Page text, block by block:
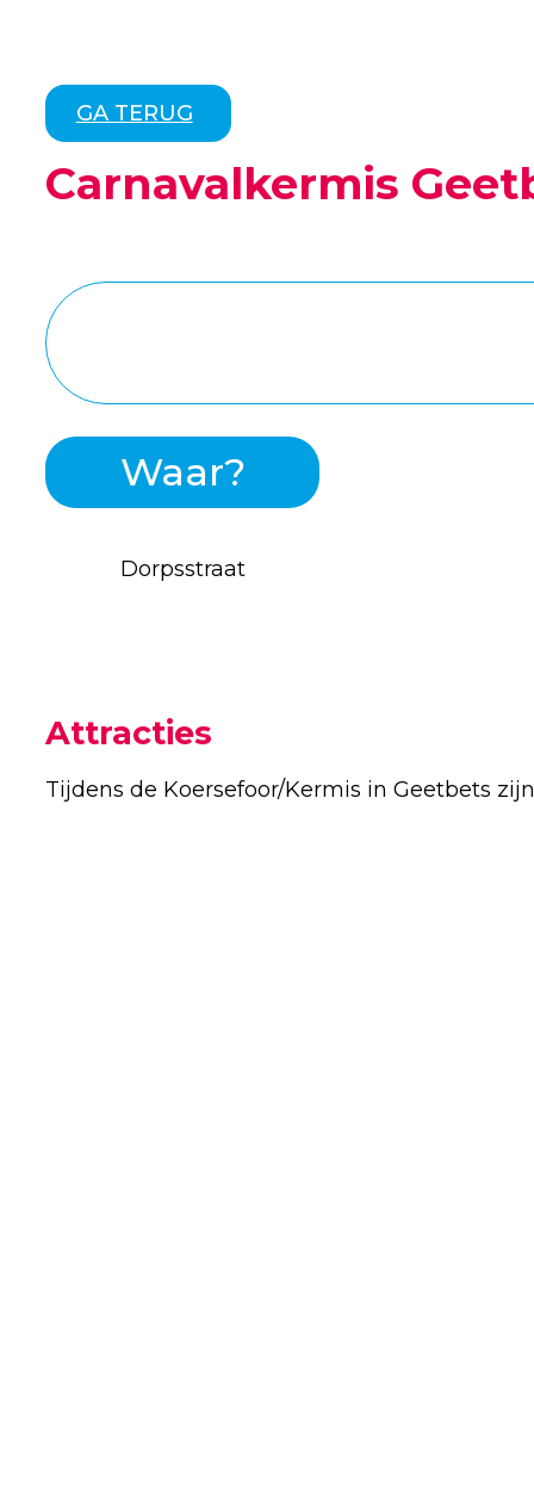
GA TERUG
Carnavalkermis
Waar?
Dorpsstraat
Attracties
Tijdens de Koersefoor/Kermis in Geetbets